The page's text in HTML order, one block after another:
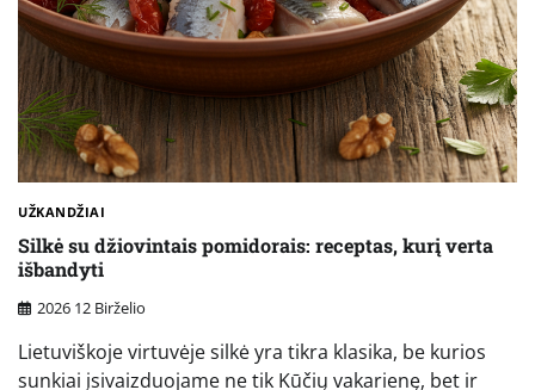
UŽKANDŽIAI
Silkė su džiovintais pomidorais: receptas, kurį verta
išbandyti
2026 12 Birželio
Lietuviškoje virtuvėje silkė yra tikra klasika, be kurios
sunkiai įsivaizduojame ne tik Kūčių vakarienę, bet ir